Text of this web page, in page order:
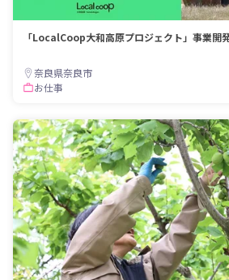
「LocalCoop大和高原プロジェクト」事業開
奈良県奈良市
お仕事